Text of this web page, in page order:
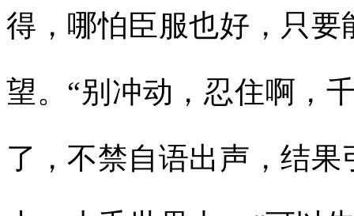
得，哪怕臣服也好，只
望。“别冲动，忍住啊，
了，不禁自语出声，结